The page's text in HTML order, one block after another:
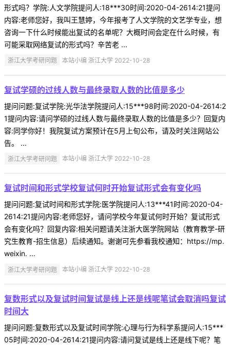
形式吗？学院:人文学院提问人:18***30时间:2020-04-2614:21提问
内容:老师您好，我叫王慧婷，今年报考了人文学院的文艺学专业，想
咨询一下什么时候能出复试的名单呢？大概时间会定在什么时候，有
可能采取网络复试的形式吗？辛苦老 ...
浙江大学考研问题 本站小编 浙江大学 2022-10-28
复试学硕的过线人数与最终录取人数的比值是多少
提问问题:复试学院:光华法学院提问人:15***98时间:2020-04-2614:2
1提问内容:请问学硕的过线人数与最终录取人数的比值是多少？回复内
容:同学你好！我院复试方案预计在5月上旬公布，请及时关注网站公
告。 ...
浙江大学考研问题 本站小编 浙江大学 2022-10-28
复试时间和形式学校复试何时开始复试形式会有变化吗
提问问题:复试时间和形式学院:医学院提问人:13***41时间:2020-04-
2614:21提问内容:老师您好，请问学校今年复试何时开始？复试形式
会有变化吗？回复内容:相关问题请关注浙大医学院网站（教育教学-研
究生教育-招生信息）后续通知。谢谢可先参看我校通知：https://mp.
weixin. ...
浙江大学考研问题 本站小编 浙江大学 2022-10-28
复数形式以及复试时间复试是线上还是线呢笔试会取消吗复试
时间大
提问问题:复数形式以及复试时间学院:心理与行为科学系提问人:15***
05时间:2020-04-2614:21提问内容:请问复试是线上还是线下呢？笔